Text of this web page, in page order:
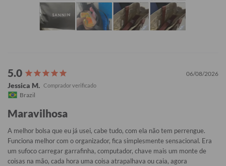
06/08/2026
Jessica M.
Brazil
Maravilhosa
A melhor bolsa que eu já usei, cabe tudo, com ela não tem perrengue.
Funciona melhor com o organizador, fica simplesmente sensacional. Era
um sufoco carregar garrafinha, computador, chave mais um monte de
coisas na mão, cada hora uma coisa atrapalhava ou caia, agora